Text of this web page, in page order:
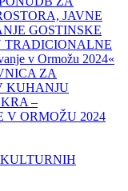
JAVNE
GOSTINSKE
TRADICIONALNE
v Ormožu 2024«
ZA
KUHANJU
–
V ORMOŽU 2024